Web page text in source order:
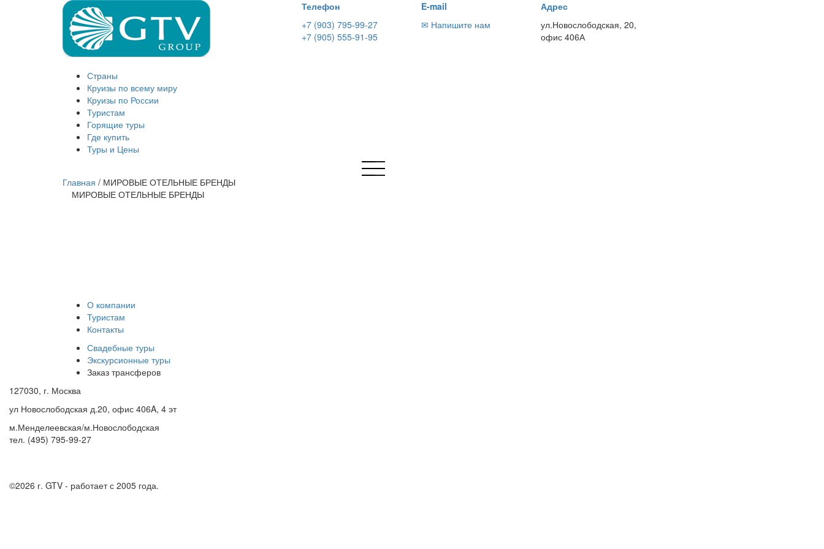
Телефон
+7 (903) 795-99-27
+7 (905) 555-91-95
E-mail
✉ Напишите нам
Адрес
ул.Новослободская, 20,
офис 406А
Страны
Круизы по всему миру
Круизы по России
Туристам
Горящие туры
Где купить
Туры и Цены
Главная / МИРОВЫЕ ОТЕЛЬНЫЕ БРЕНДЫ
МИРОВЫЕ ОТЕЛЬНЫЕ БРЕНДЫ
О компании
Туристам
Контакты
Свадебные туры
Экскурсионные туры
Заказ трансферов
127030, г. Москва
ул Новослободская д.20, офис 406A, 4 эт
м.Менделеевская/м.Новослободская
тел. (495) 795-99-27
©2026 г. GTV - работает с 2005 года.